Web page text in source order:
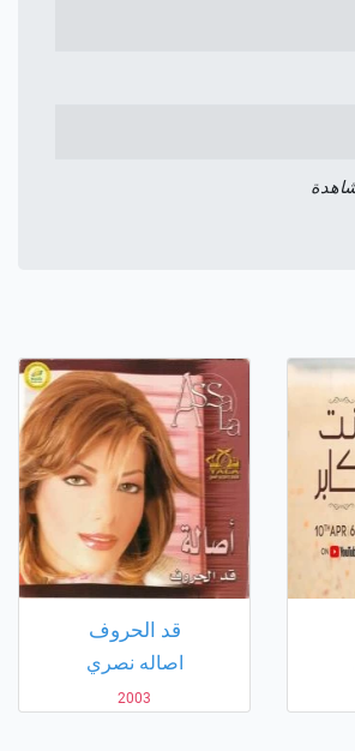
قد الحروف
اصاله نصري
2003